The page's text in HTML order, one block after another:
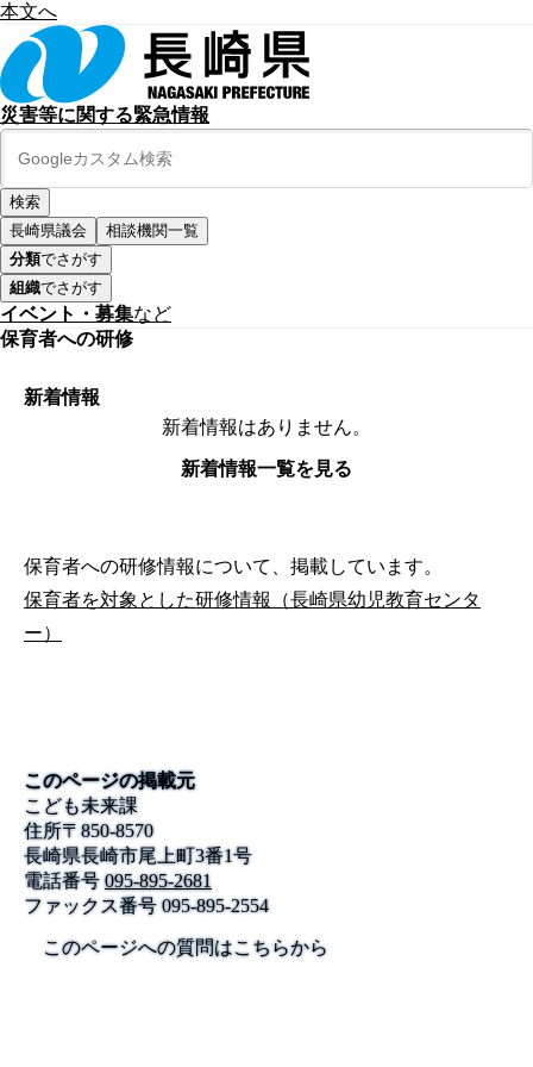
本文へ
災害等に関する緊急情報
長崎県議会
相談機関一覧
分類でさがす
組織でさがす
イベント・募集など
保育者への研修
新着情報
新着情報はありません。
新着情報一覧を見る
保育者への研修情報について、掲載しています。
保育者を対象とした研修情報（長崎県幼児教育センタ
ー）
このページの掲載元
こども未来課
住所〒850-8570
長崎県長崎市尾上町3番1号
電話番号 095-895-2681
ファックス番号095-895-2554
このページへの質問はこちらから